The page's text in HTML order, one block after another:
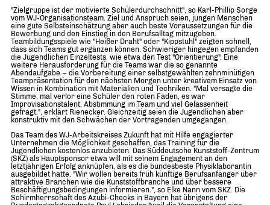
"Zielgruppe ist der motivierte Schülerdurchschnitt", so Karl-Phillip Sorge
vom WJ-Organisationsteam. Ziel und Anspruch seien, jungen Menschen
eine gute Selbsteinschätzung aber auch beste Voraussetzungen für die
Bewerbung und den Einstieg in den Berufsalltag mitzugeben.
Teambildungsspiele wie "Heißer Draht" oder "Kippstuhl" zeigten schnell,
dass sich Teams gut ergänzen können. Schwieriger hingegen empfanden
die Jugendlichen Einzeltests, wie etwa den Test "Orientierung". Eine
weitere Herausforderung für die Teams war die so genannte
Abendaufgabe – die Vorbereitung einer selbstgewählten zehnminütigen
Teampräsentation für den nächsten Morgen unter kreativem Einsatz von
Wissen in Kombination mit Materialien und Techniken. "Mal versagte die
Stimme, mal verlor eine Schüler den roten Faden, es war
Improvisationstalent, Abstimmung im Team und viel Gelassenheit
gefragt.", erklärt Rienecker. Gleichzeitig seien die Jugendlichen aber
konstruktiv mit den Schwächen der Vortragenden umgegangen.
Das Team des WJ-Arbeitskreises Zukunft hat mit Hilfe engagierter
Unternehmen die Möglichkeit geschaffen, das Training für die
Jugendlichen kostenlos anzubieten. Das Süddeutsche Kunststoff-Zentrum
(SKZ) als Hauptsponsor etwa will mit seinem Engagement an den
letztjährigen Erfolg anknüpfen, als es die bundesbeste Physiklaborantin
ausgebildet hatte. "Wir wollen bereits früh künftige Berufsanfänger über
attraktive Branchen wie die Kunststoffbranche und über bessere
Beschäftigungsbedingungen informieren.", so Elke Nann vom SKZ. Die
Schirmherrschaft des Azubi-Checks in Bayern hat übrigens der